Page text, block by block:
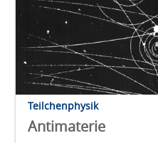
Teilchenphysik
Antimaterie